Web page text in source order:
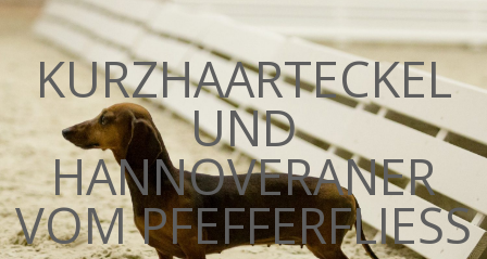
KURZHAARTECKEL
UND
HANNOVERANER
VOM PFEFFERFLIESS